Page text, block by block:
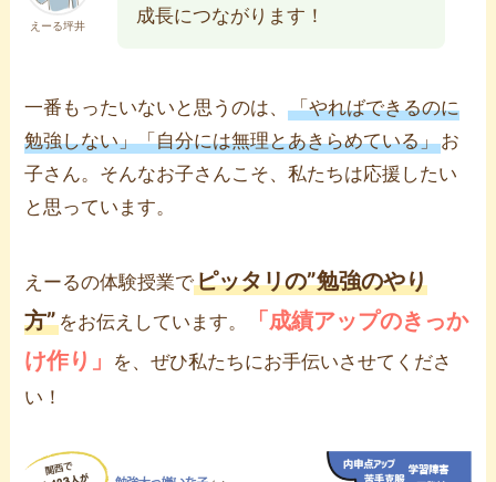
えーる坪井 成長につながります！
一番もったいないと思うのは、「やればできるのに
勉強しない」「自分には無理とあきらめている」お
子さん。そんなお子さんこそ、私たちは応援したい
と思っています。
えーるの体験授業でピッタリの”勉強のやり
方”をお伝えしています。
「成績アップのきっか
け作り」
を、ぜひ私たちにお手伝いさせてくださ
い！